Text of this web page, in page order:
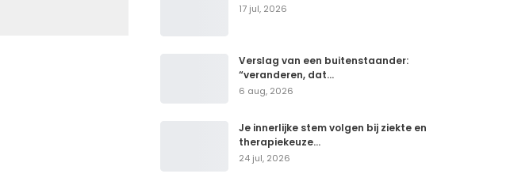
17 jul, 2026
Verslag van een buitenstaander:
“veranderen, dat…
6 aug, 2026
Je innerlijke stem volgen bij ziekte en
therapiekeuze…
24 jul, 2026